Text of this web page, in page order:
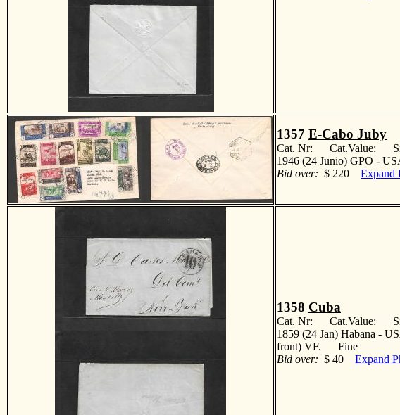
1357 E-Cabo Juby
Cat. Nr: Cat.Value:
1946 (24 Junio) GPO -
Bid over: $ 220 Expand
1358 Cuba
Cat. Nr: Cat.Value:
1859 (24 Jan) Habana -
front) VF. Fine
Bid over: $ 40 Expand